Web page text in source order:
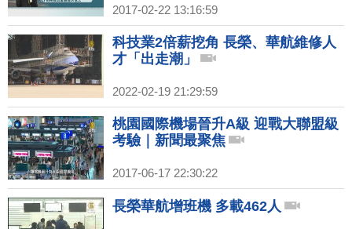
2017-02-22 13:16:59
科技業2倍薪挖角 長榮、華航維修人
才「出走潮」
2022-02-19 21:29:59
桃園國際機場晉升A級 迎戰大聯盟級
考驗｜新聞最聚焦
2017-06-17 22:30:22
長榮華航增班機 多載462人